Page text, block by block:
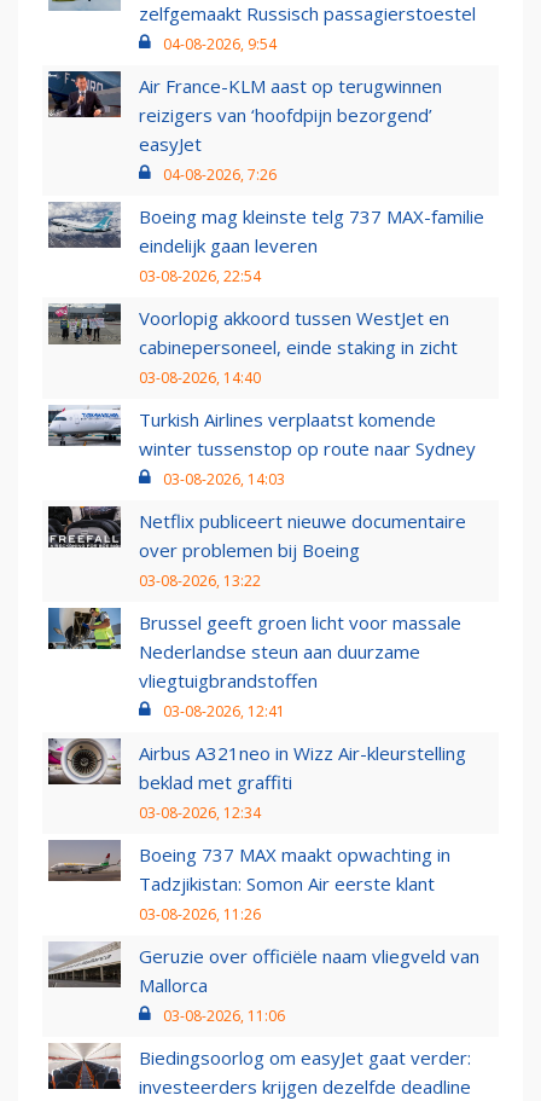
zelfgemaakt Russisch passagierstoestel
04-08-2026, 9:54
Air France-KLM aast op terugwinnen
reizigers van ‘hoofdpijn bezorgend’
easyJet
04-08-2026, 7:26
Boeing mag kleinste telg 737 MAX-familie
eindelijk gaan leveren
03-08-2026, 22:54
Voorlopig akkoord tussen WestJet en
cabinepersoneel, einde staking in zicht
03-08-2026, 14:40
Turkish Airlines verplaatst komende
winter tussenstop op route naar Sydney
03-08-2026, 14:03
Netflix publiceert nieuwe documentaire
over problemen bij Boeing
03-08-2026, 13:22
Brussel geeft groen licht voor massale
Nederlandse steun aan duurzame
vliegtuigbrandstoffen
03-08-2026, 12:41
Airbus A321neo in Wizz Air-kleurstelling
beklad met graffiti
03-08-2026, 12:34
Boeing 737 MAX maakt opwachting in
Tadzjikistan: Somon Air eerste klant
03-08-2026, 11:26
Geruzie over officiële naam vliegveld van
Mallorca
03-08-2026, 11:06
Biedingsoorlog om easyJet gaat verder:
investeerders krijgen dezelfde deadline